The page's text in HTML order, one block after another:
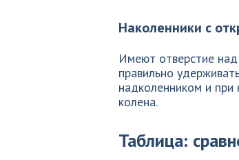
Наколенники с
Имеют отверстие
правильно
надколенником и
колена.
Таблица: